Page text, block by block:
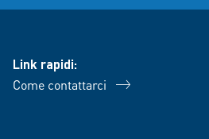
Link rapidi:
Come contattarci